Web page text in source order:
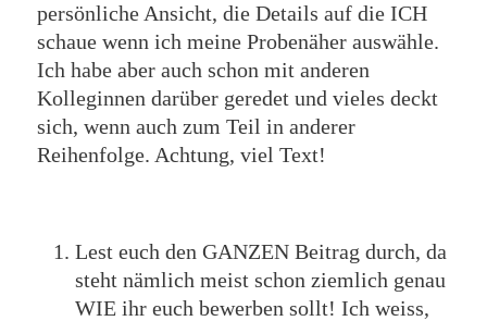
persönliche Ansicht, die Details auf die ICH
schaue wenn ich meine Probenäher auswähle.
Ich habe aber auch schon mit anderen
Kolleginnen darüber geredet und vieles deckt
sich, wenn auch zum Teil in anderer
Reihenfolge. Achtung, viel Text!
Lest euch den GANZEN Beitrag durch, da
steht nämlich meist schon ziemlich genau
WIE ihr euch bewerben sollt! Ich weiss,